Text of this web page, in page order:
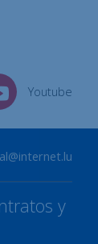
Youtube
y